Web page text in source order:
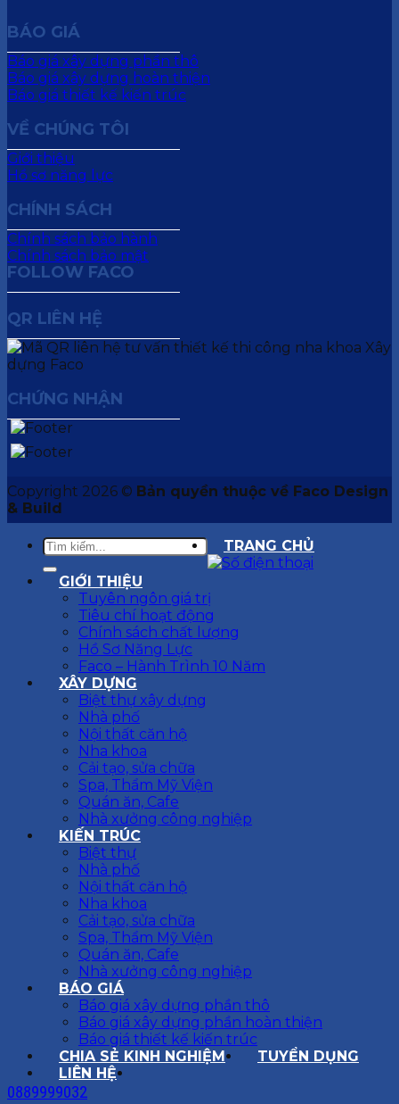
BÁO GIÁ
Báo giá xây dựng phần thô
Báo giá xây dựng hoàn thiện
Báo giá thiết kế kiến trúc
VỀ CHÚNG TÔI
Giới thiệu
Hồ sơ năng lực
CHÍNH SÁCH
Chính sách bảo hành
Chính sách bảo mật
FOLLOW FACO
QR LIÊN HỆ
CHỨNG NHẬN
Copyright 2026 © Bản quyền thuộc về Faco Design
& Build
TRANG CHỦ
GIỚI THIỆU
Tuyên ngôn giá trị
Tiêu chí hoạt động
Chính sách chất lượng
Hồ Sơ Năng Lực
Faco – Hành Trình 10 Năm
XÂY DỰNG
Biệt thự xây dựng
Nhà phố
Nội thất căn hộ
Nha khoa
Cải tạo, sửa chữa
Spa, Thẩm Mỹ Viện
Quán ăn, Cafe
Nhà xưởng công nghiệp
KIẾN TRÚC
Biệt thự
Nhà phố
Nội thất căn hộ
Nha khoa
Cải tạo, sửa chữa
Spa, Thẩm Mỹ Viện
Quán ăn, Cafe
Nhà xưởng công nghiệp
BÁO GIÁ
Báo giá xây dựng phần thô
Báo giá xây dựng phần hoàn thiện
Báo giá thiết kế kiến trúc
CHIA SẺ KINH NGHIỆM
TUYỂN DỤNG
LIÊN HỆ
0889999032